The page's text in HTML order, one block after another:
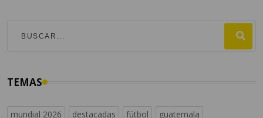
TEMAS
mundial 2026 destacadas fútbol
guatemala